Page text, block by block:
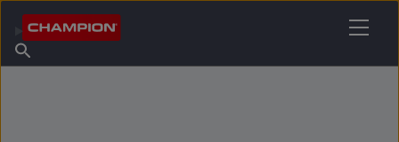
À propos de Champion
Trouver un point de vente